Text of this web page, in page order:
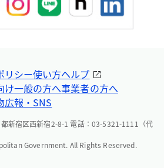
リシー使い方ヘルプ
け一般の方へ事業者の方へ
広報・SNS
新宿区西新宿2-8-1 電話：03-5321-1111（代
Government. All Rights Reserved.